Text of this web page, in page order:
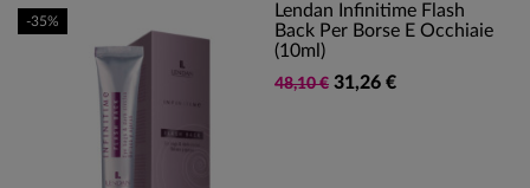
Lendan Infinitime Flash
Back Per Borse E Occhiaie
(10ml)
48,10 € 31,26 €
-35%